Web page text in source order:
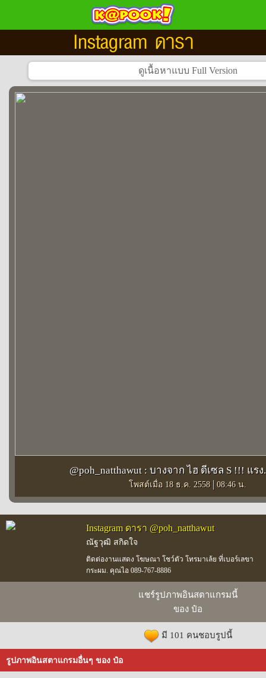
Instagram ดารา
@poh_natthawut : บางจาก ไฮ ดีเซล S !!! แร
โพสต์เมื่อ 18 ธ.ค. 2558 | 08:46 น.
Instagram ดารา @poh_natthawut
ณัฐวุฒิ สกิดใจ
ติดต่องานแสดง โฆษณา โชว์ตัว โทรมาเล้ย ที่เบอร์เลขา
กระผม. คุณไอ 089-767-8886
แชร์รูปภาพอินสตาแกรมนี้
ของ ป๋อ
มี 101 คนชอบรูปนี้
รูปภาพอินสตาแกรมอื่นๆ ของ ป๋อ